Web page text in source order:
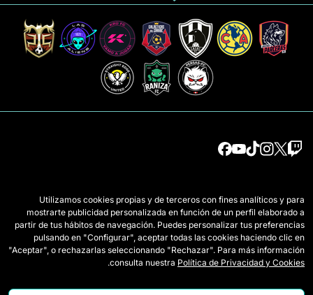
لاعبات الدرافت
وايلد كاردز
المباريات
الترتيب
كيف تُلعب Queens
اعتمادات الصحافة
اتصل بنا
اعمل معنا
Utilizamos cookies propias y de terceros con fines analíticos y para
mostrarte publicidad personalizada en función de un perfil elaborado a
partir de tus hábitos de navegación. Puedes personalizar tus preferencias
pulsando en "Configurar", aceptar todas las cookies haciendo clic en
"Aceptar", o rechazarlas seleccionando "Rechazar". Para más información
consulta nuestra Política de Privacidad y Cookies
.